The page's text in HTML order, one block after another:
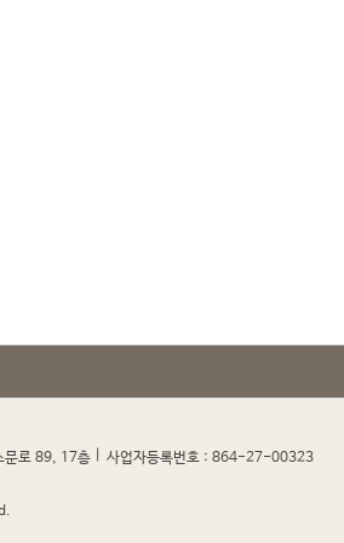
문로 89, 17층 사업자등록번호 : 864-27-00323